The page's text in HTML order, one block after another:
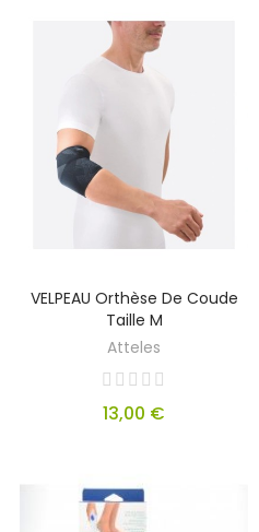
VELPEAU Orthèse De Coude
Taille M
Atteles
13,00 €